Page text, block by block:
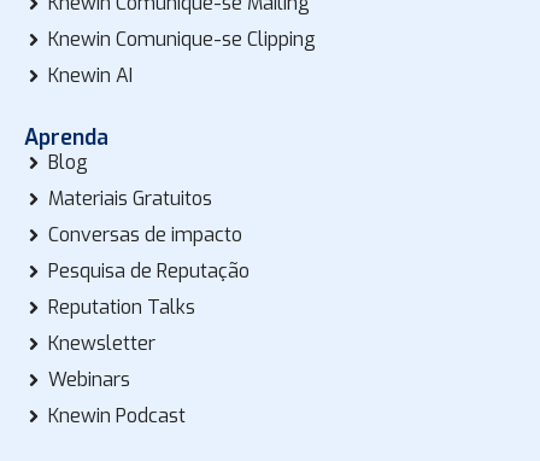
Knewin Comunique-se Clipping
Knewin AI
Aprenda
Blog
Materiais Gratuitos
Conversas de impacto
Pesquisa de Reputação
Reputation Talks
Knewsletter
Webinars
Knewin Podcast